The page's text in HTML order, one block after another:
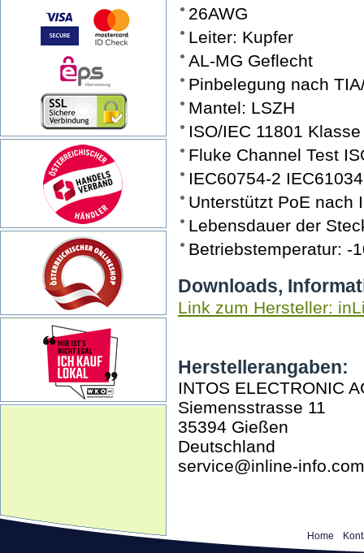
26AWG
Leiter: Kupfer
AL-MG Geflecht
Pinbelegung nach
Mantel: LSZH
ISO/IEC 11801
Fluke Channel Test
IEC60754-2 IEC61034
Unterstützt PoE nach
Lebensdauer der
Betriebstemperatur: -
Downloads,
Link zum Hersteller:
Herstellerangaben:
INTOS ELECTRONIC
Siemensstrasse 11
35394 Gießen
Deutschland
service@inline-info.com
Home